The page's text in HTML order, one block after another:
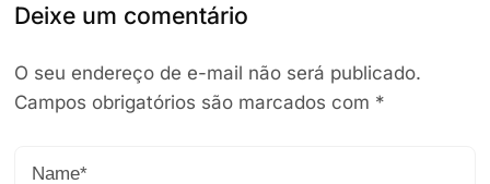
Deixe um comentário
O seu endereço de e-mail não será publicado.
Campos obrigatórios são marcados com *